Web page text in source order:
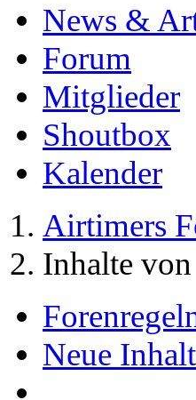
News &
Forum
Mitglieder
Shoutbox
Kalender
Airtimers
Inhalte
Neue